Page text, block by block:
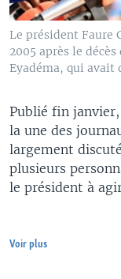
Le président Faure
2005 après le
Eyadéma, qui avait
Publié fin
la une des
largement
plusieurs
le président à
Voir plus